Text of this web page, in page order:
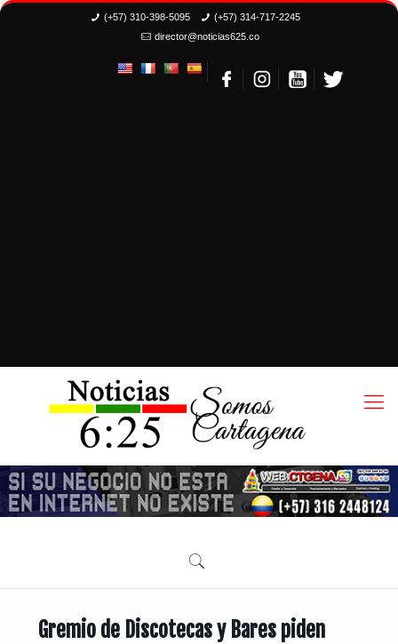
(+57) 310-398-5095
(+57) 314-717-2245
director@noticias625.co
Gremio de Discotecas y Bares piden